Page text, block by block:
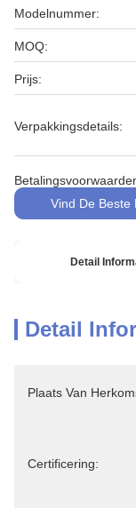
Modelnummer:
MOQ:
Prijs:
Verpakkingsdetails:
Vind De Beste
Detail
Detail
Plaats Van
Certificering: